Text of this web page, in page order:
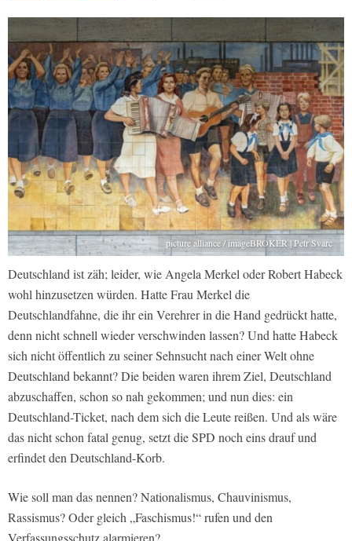
picture alliance / imageBROKER | Petr Svarc
Deutschland ist zäh; leider, wie Angela Merkel oder Robert Habeck
wohl hinzusetzen würden. Hatte Frau Merkel die
Deutschlandfahne, die ihr ein Verehrer in die Hand gedrückt hatte,
denn nicht schnell wieder verschwinden lassen? Und hatte Habeck
sich nicht öffentlich zu seiner Sehnsucht nach einer Welt ohne
Deutschland bekannt? Die beiden waren ihrem Ziel, Deutschland
abzuschaffen, schon so nah gekommen; und nun dies: ein
Deutschland-Ticket, nach dem sich die Leute reißen. Und als wäre
das nicht schon fatal genug, setzt die SPD noch eins drauf und
erfindet den Deutschland-Korb.
Wie soll man das nennen? Nationalismus, Chauvinismus,
Rassismus? Oder gleich „Faschismus!“ rufen und den
Verfassungsschutz alarmieren?